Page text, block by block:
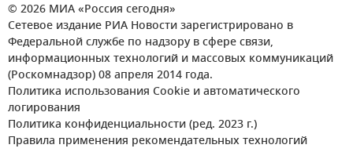
© 2026 МИА «Россия сегодня»
Сетевое издание РИА Новости зарегистрировано в
Федеральной службе по надзору в сфере связи,
информационных технологий и массовых коммуникаций
(Роскомнадзор) 08 апреля 2014 года.
Политика использования Cookie и автоматического
логирования
Политика конфиденциальности (ред. 2023 г.)
Правила применения рекомендательных технологий